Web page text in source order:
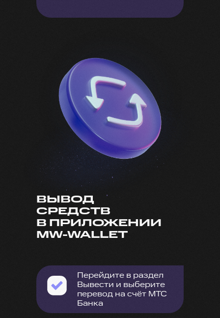
Перейдите в раздел
Вывести и выберите
перевод на счёт МТС
Банка
ВЫВОД
СРЕДСТВ
В ПРИЛОЖЕНИИ
MW-WALLET